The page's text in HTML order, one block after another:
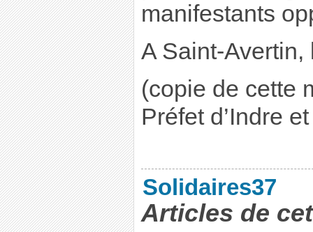
manifestants
A Saint-
(copie de cette
Préfet d’Indre
Solidaires37
Articles de